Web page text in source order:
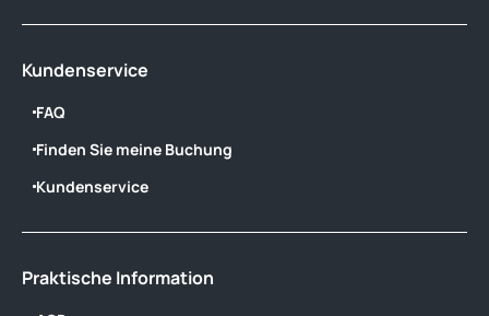
Kundenservice
FAQ
Finden Sie meine Buchung
Kundenservice
Praktische Information